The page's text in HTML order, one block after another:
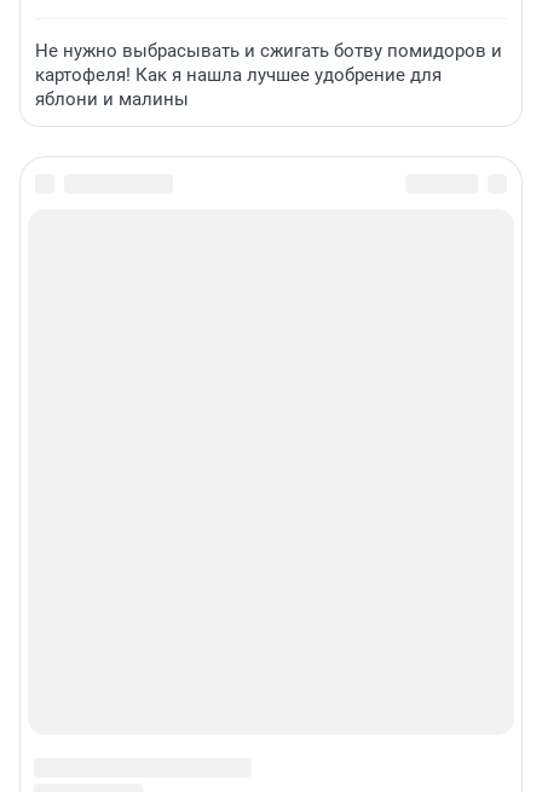
Не нужно выбрасывать и сжигать ботву помидоров и
картофеля! Как я нашла лучшее удобрение для
яблони и малины